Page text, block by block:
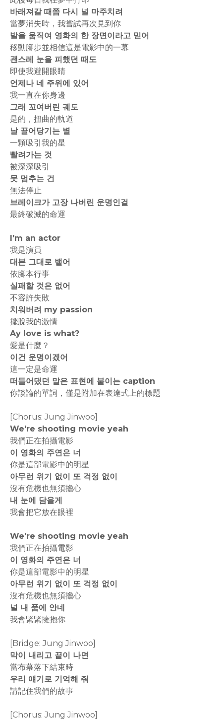
바래져갈 때쯤 다시 널 마주치려
當夢消失時，我嘗試再次見到你
발을 움직여 영화의 한 장면이라고 믿어
移動腳步並相信這是電影中的一幕
괜스레 눈을 피했던 때도
即使我避開眼睛
언제나 네 주위에 있어
我一直在你身邊
그래 꼬여버린 궤도
是的，扭曲的軌道
날 끌어당기는 별
一顆吸引我的星
빨려가는 것
被深深吸引
못 멈추는 건
無法停止
브레이크가 고장 나버린 운명인걸
最終破滅的命運
I'm an actor
我是演員
대본 그대로 뱉어
依腳本行事
실패할 것은 없어
不容許失敗
치워버려 my passion
擺脫我的激情
Ay love is what?
愛是什麼？
이건 운명이겠어
這一定是命運
떠들어댔던 말은 표현에 붙이는 caption
你談論的單詞，僅是附加在表達式上的標題
[Chorus: Jung Jinwoo]
We're shooting movie yeah
我們正在拍攝電影
이 영화의 주연은 너
你是這部電影中的明星
아무런 위기 없이 또 걱정 없이
沒有危機也無須擔心
내 눈에 담을게
我會把它放在眼裡
We're shooting movie yeah
我們正在拍攝電影
이 영화의 주연은 너
你是這部電影中的明星
아무런 위기 없이 또 걱정 없이
沒有危機也無須擔心
널 내 품에 안네
我會緊緊擁抱你
[Bridge: Jung Jinwoo]
막이 내리고 끝이 나면
當布幕落下結束時
우리 얘기로 기억해 줘
請記住我們的故事
[Chorus: Jung Jinwoo]